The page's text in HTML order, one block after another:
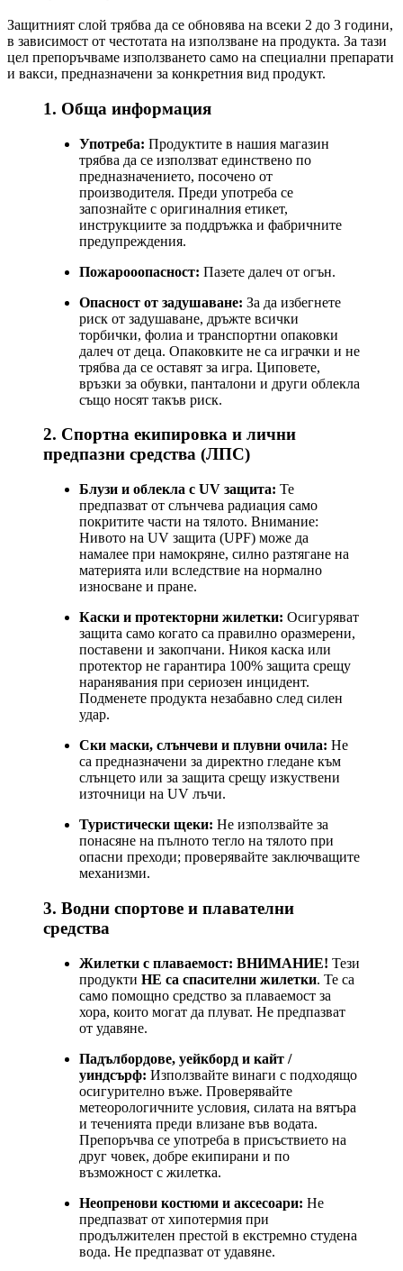
Защитният слой трябва да се обновява на всеки 2 до 3 години,
в зависимост от честотата на използване на продукта. За тази
цел препоръчваме използването само на специални препарати
и вакси, предназначени за конкретния вид продукт.
1. Обща информация
Употреба: Продуктите в нашия магазин
трябва да се използват единствено по
предназначението, посочено от
производителя. Преди употреба се
запознайте с оригиналния етикет,
инструкциите за поддръжка и фабричните
предупреждения.
Пожарооопасност: Пазете далеч от огън.
Опасност от задушаване: За да избегнете
риск от задушаване, дръжте всички
торбички, фолиа и транспортни опаковки
далеч от деца. Опаковките не са играчки и не
трябва да се оставят за игра. Циповете,
връзки за обувки, панталони и други облекла
също носят такъв риск.
2. Спортна екипировка и лични
предпазни средства (ЛПС)
Блузи и облекла с UV защита: Те
предпазват от слънчева радиация само
покритите части на тялото. Внимание:
Нивото на UV защита (UPF) може да
намалее при намокряне, силно разтягане на
материята или вследствие на нормално
износване и пране.
Каски и протекторни жилетки: Осигуряват
защита само когато са правилно оразмерени,
поставени и закопчани. Никоя каска или
протектор не гарантира 100% защита срещу
наранявания при сериозен инцидент.
Подменете продукта незабавно след силен
удар.
Ски маски, слънчеви и плувни очила: Не
са предназначени за директно гледане към
слънцето или за защита срещу изкуствени
източници на UV лъчи.
Туристически щеки: Не използвайте за
понасяне на пълното тегло на тялото при
опасни преходи; проверявайте заключващите
механизми.
3. Водни спортове и плавателни
средства
Жилетки с плаваемост: ВНИМАНИЕ! Тези
продукти НЕ са спасителни жилетки. Те са
само помощно средство за плаваемост за
хора, които могат да плуват. Не предпазват
от удавяне.
Падълбордове, уейкборд и кайт /
уиндсърф: Използвайте винаги с подходящо
осигурително въже. Проверявайте
метеорологичните условия, силата на вятъра
и теченията преди влизане във водата.
Препоръчва се употреба в присъствието на
друг човек, добре екипирани и по
възможност с жилетка.
Неопренови костюми и аксесоари: Не
предпазват от хипотермия при
продължителен престой в екстремно студена
вода. Не предпазват от удавяне.